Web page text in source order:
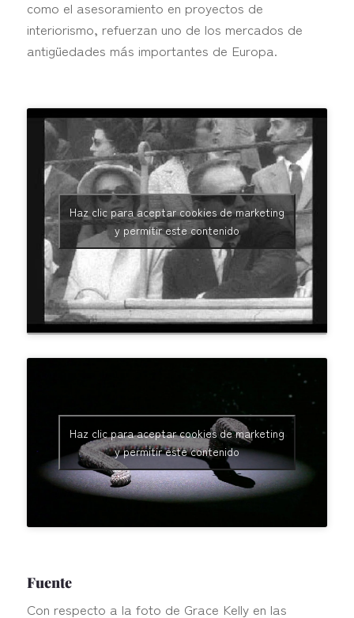
como el asesoramiento en proyectos de
interiorismo, refuerzan uno de los mercados de
antigüedades más importantes de Europa.
Haz clic para aceptar cookies de marketing
y permitir este contenido
Haz clic para aceptar cookies de marketing
y permitir este contenido
Fuente
Con respecto a la foto de Grace Kelly en las